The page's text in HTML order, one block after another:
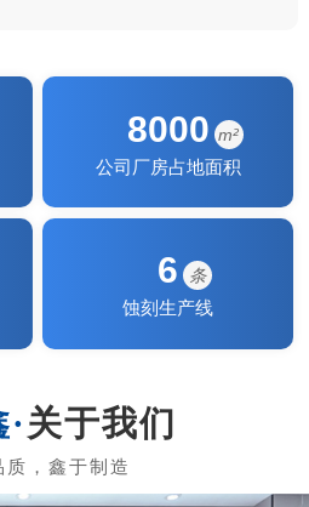
8000 m²
公司厂房占地面积
6
条
蚀刻生产线
关于我们